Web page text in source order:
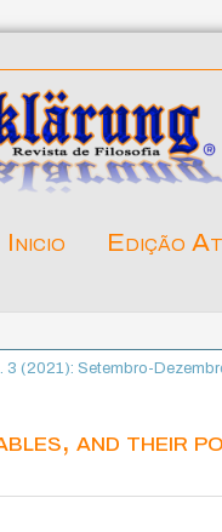
Inicio Edição
3 (2021): Setembro-
and their